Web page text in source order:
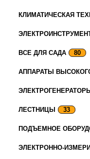
КЛИМАТИЧЕСКАЯ
ВСЕ ДЛЯ САДА 80
АППАРАТЫ
ЛЕСТНИЦЫ 33
ПОДЪЕМНОЕ
ЭЛЕКТРОННО-